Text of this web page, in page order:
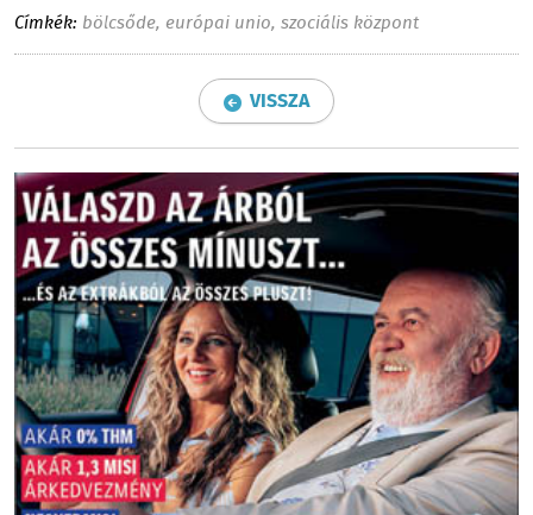
Címkék: bölcsőde, európai unio, szociális központ
VISSZA